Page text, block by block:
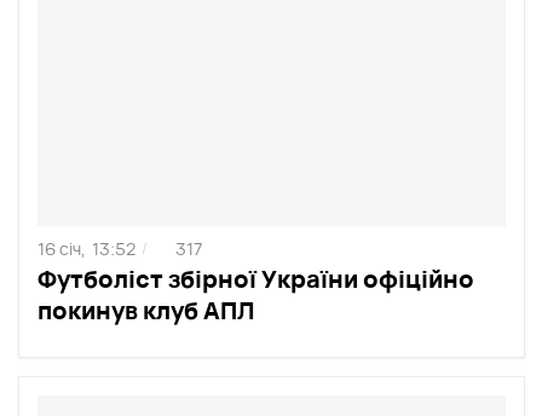
Футболіст збірної України офіційно
покинув клуб АПЛ
16 січ, 13:52 / 317